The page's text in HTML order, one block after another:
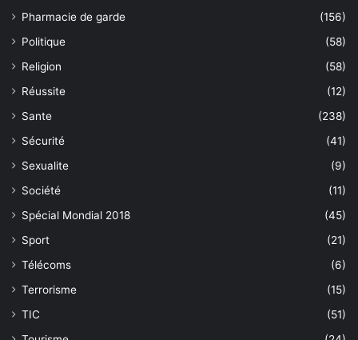
Pharmacie de garde
(156)
Politique
(58)
Religion
(58)
Réussite
(12)
Sante
(238)
Sécurité
(41)
Sexualite
(9)
Société
(11)
Spécial Mondial 2018
(45)
Sport
(21)
Télécoms
(6)
Terrorisme
(15)
TIC
(51)